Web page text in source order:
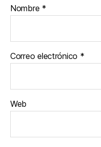
Nombre *
Correo electrónico *
Web